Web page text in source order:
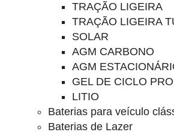
TRAÇÃO LIGEIRA
TRAÇÃO LIGEIRA
SOLAR
AGM CARBONO
AGM
GEL DE CICLO
LITIO
Baterias para veículo
Baterias de Lazer